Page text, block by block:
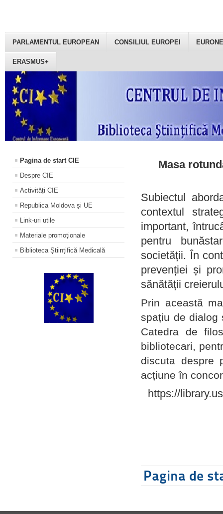
PARLAMENTUL EUROPEAN CONSILIUL EUROPEI
ERASMUS+
Pagina de start CIE
Despre CIE
Activități CIE
Republica Moldova și UE
Link-uri utile
Materiale promoţionale
Biblioteca Științifică Medicală
Masa
Subiectul
contextul
important,
pentru
societății. În
prevenției și
sănătății
Prin această
spațiu de dialog
Catedra de
bibliotecari,
discuta despre
acțiune în
https://
Pagina de